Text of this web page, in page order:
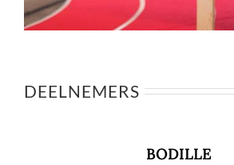
DEELNEMERS
BODILLE